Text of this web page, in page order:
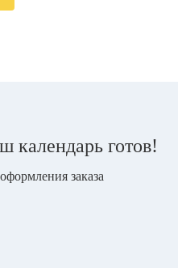
календарь готов!
заказа